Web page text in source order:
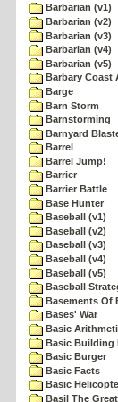
Barbarian (v1)
Barbarian (v2)
Barbarian (v3)
Barbarian (v4)
Barbarian (v5)
Barbary Coast
Barge
Barn Storm
Barnstorming
Barnyard
Barrel
Barrel Jump!
Barrier
Barrier Battle
Base Hunter
Baseball (v1)
Baseball (v2)
Baseball (v3)
Baseball (v4)
Baseball (v5)
Baseball
Basements Of
Bases' War
Basic
Basic Building
Basic Burger
Basic Facts
Basic
Basil The